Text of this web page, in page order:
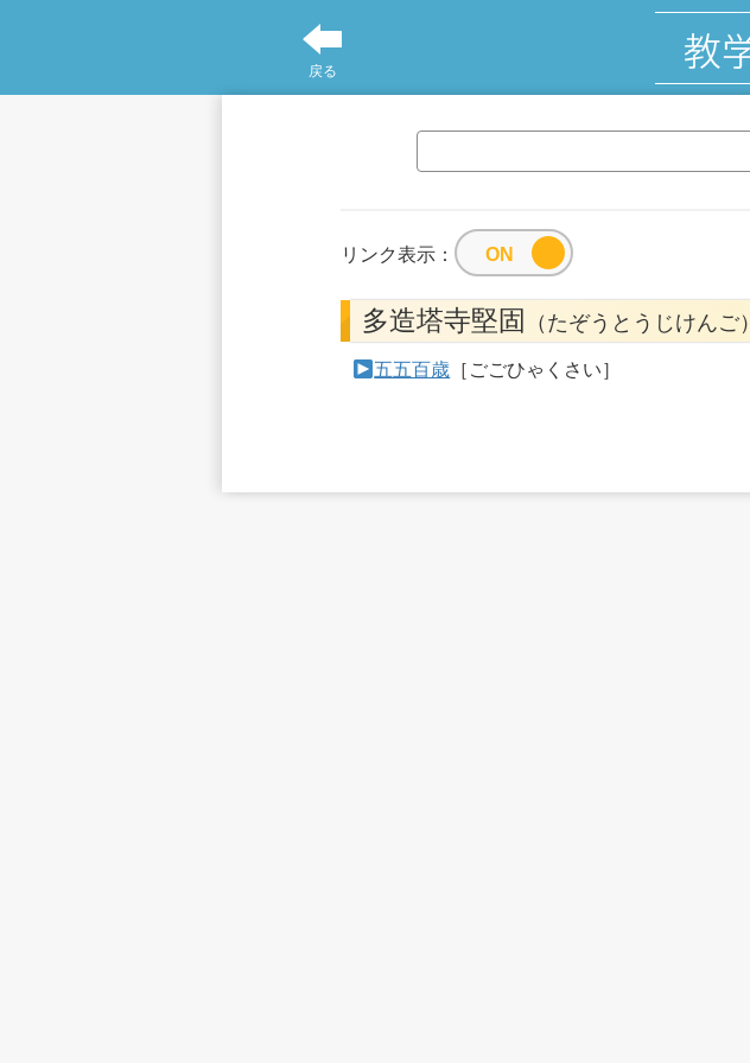
戻る
リンク表示：
多造塔寺堅固 （たぞうとうじけんご）
五五百歳 ［ごごひゃくさい］